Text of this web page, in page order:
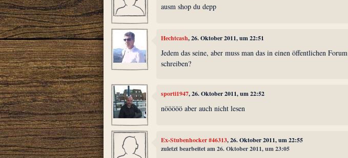
ausm shop du depp
Hechtcash, 26. Oktober 2011, um 22:51
Jedem das seine, aber muss man das in einen öffentlichen Forum
schreiben?
sporti1947, 26. Oktober 2011, um 22:52
nööööö aber auch nicht lesen
Ex-Stubenhocker #46313, 26. Oktober 2011, um 22:55
zuletzt bearbeitet am 26. Oktober 2011, um 23:05